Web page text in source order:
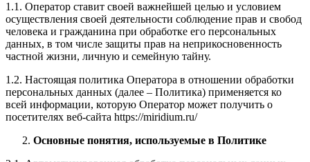
1.1. Оператор ставит своей важнейшей целью и условием
осуществления своей деятельности соблюдение прав и свобод
человека и гражданина при обработке его персональных
данных, в том числе защиты прав на неприкосновенность
частной жизни, личную и семейную тайну.
1.2. Настоящая политика Оператора в отношении обработки
персональных данных (далее – Политика) применяется ко
всей информации, которую Оператор может получить о
посетителях веб-сайта https://miridium.ru/
Основные понятия, используемые в Политике